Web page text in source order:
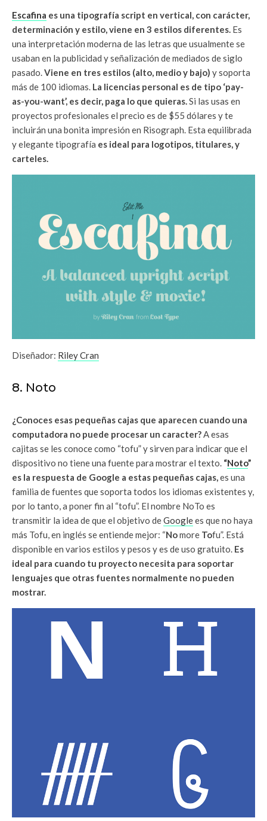
Escafina es una tipografía script en vertical, con carácter,
determinación y estilo, viene en 3 estilos diferentes. Es
una interpretación moderna de las letras que usualmente se
usaban en la publicidad y señalización de mediados de siglo
pasado.Viene en tres estilos (alto, medio y bajo) y soporta
más de 100 idiomas. La licencias personal es de tipo ‘pay-
as-you-want’, es decir, paga lo que quieras.Si las usas en
proyectos profesionales el precio es de $55 dólares y te
incluirán una bonita impresión en Risograph. Esta equilibrada
y elegante tipografía es ideal para logotipos, titulares, y
carteles.
Diseñador: Riley Cran
8. Noto
¿Conoces esas pequeñas cajas que aparecen cuando una
computadora no puede procesar un caracter?A esas
cajitas se les conoce como “tofu” y sirven para indicar que el
dispositivo no tiene una fuente para mostrar el texto. “Noto”
es la respuesta de Google a estas pequeñas cajas,es una
familia de fuentes que soporta todos los idiomas existentes y,
por lo tanto, a poner fin al “tofu”. El nombre NoTo es
transmitir la idea de que el objetivo deGooglees que no haya
más Tofu, en inglés se entiende mejor: “Nomore Tofu”. Está
disponible en varios estilos y pesos y es de uso gratuito. Es
ideal para cuando tu proyecto necesita para soportar
lenguajes que otras fuentes normalmente no pueden
mostrar.